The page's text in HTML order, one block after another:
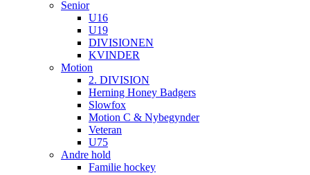
Senior
U16
U19
DIVISIONEN
KVINDER
Motion
2. DIVISION
Herning Honey Badgers
Slowfox
Motion C & Nybegynder
Veteran
U75
Andre hold
Familie hockey